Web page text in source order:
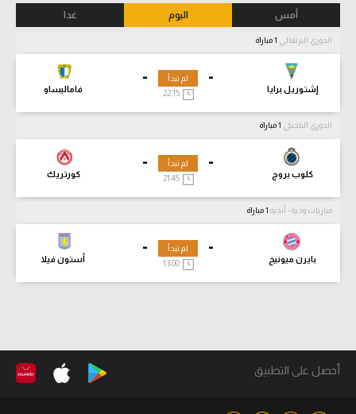
أمس اليوم غدا
الدوري البرتغالي
-
إشتوريل برايا
-
فاماليساو
لم تبدأ
22:15
الدوري البلجيكي
-
كلوب بروج
-
كورتريك
لم تبدأ
21:45
مباريات ودية - أندية
-
بايرن ميونيخ
-
أستون فيلا
لم تبدأ
13:00
أحصل على التطبيق